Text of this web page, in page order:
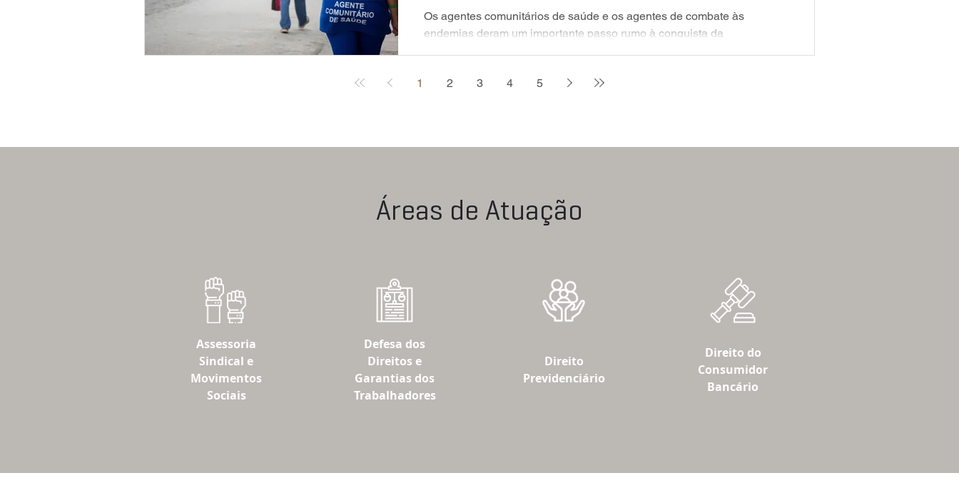
Os agentes comunitários de saúde e os agentes de combate às
endemias deram um importante passo rumo à conquista da
(PEC) que estabelece regras diferenciadas para a aposentadoria da
1 2 3 4 5
Áreas de Atuação
Assessoria
Sindical e
Movimentos
Sociais
Defesa dos
Direitos e
Garantias dos
Trabalhadores
Direito
Previdenciário
Direito do
Consumidor
Bancário